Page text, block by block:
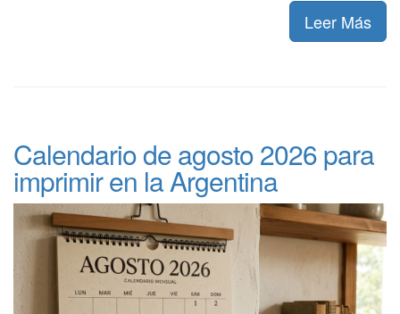
Leer Más
Calendario de agosto 2026 para
imprimir en la Argentina